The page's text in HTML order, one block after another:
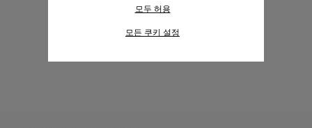
수집하는 정보" 섹션을 참조하여 자세히 알
모든 쿠키의 사용에 동의하시려면 "모두 허
"모두 거부"를 클릭하시면 기술 쿠키만 사
모두 허용
모든 쿠키 설정